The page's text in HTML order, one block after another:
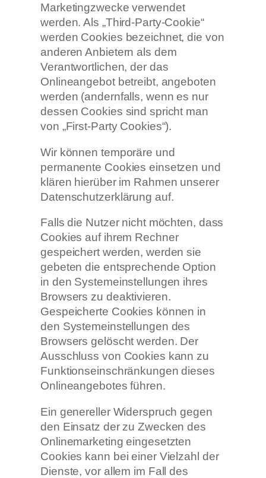
Marketingzwecke verwendet
werden. Als „Third-Party-Cookie“
werden Cookies bezeichnet, die von
anderen Anbietern als dem
Verantwortlichen, der das
Onlineangebot betreibt, angeboten
werden (andernfalls, wenn es nur
dessen Cookies sind spricht man
von „First-Party Cookies“).
Wir können temporäre und
permanente Cookies einsetzen und
klären hierüber im Rahmen unserer
Datenschutzerklärung auf.
Falls die Nutzer nicht möchten, dass
Cookies auf ihrem Rechner
gespeichert werden, werden sie
gebeten die entsprechende Option
in den Systemeinstellungen ihres
Browsers zu deaktivieren.
Gespeicherte Cookies können in
den Systemeinstellungen des
Browsers gelöscht werden. Der
Ausschluss von Cookies kann zu
Funktionseinschränkungen dieses
Onlineangebotes führen.
Ein genereller Widerspruch gegen
den Einsatz der zu Zwecken des
Onlinemarketing eingesetzten
Cookies kann bei einer Vielzahl der
Dienste, vor allem im Fall des